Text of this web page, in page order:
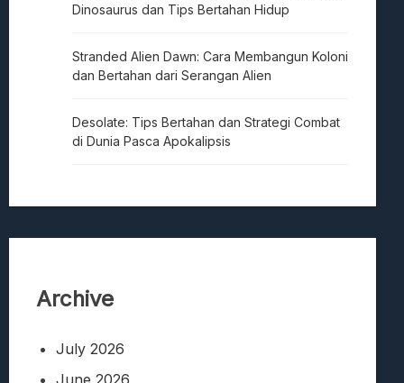
Dinosaurus dan Tips Bertahan Hidup
Stranded Alien Dawn: Cara Membangun Koloni
dan Bertahan dari Serangan Alien
Desolate: Tips Bertahan dan Strategi Combat
di Dunia Pasca Apokalipsis
Archive
July 2026
June 2026